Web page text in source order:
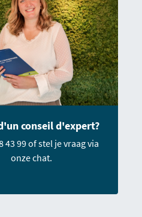
conseil d'expert?
43 99 of stel je vraag via
onze chat.